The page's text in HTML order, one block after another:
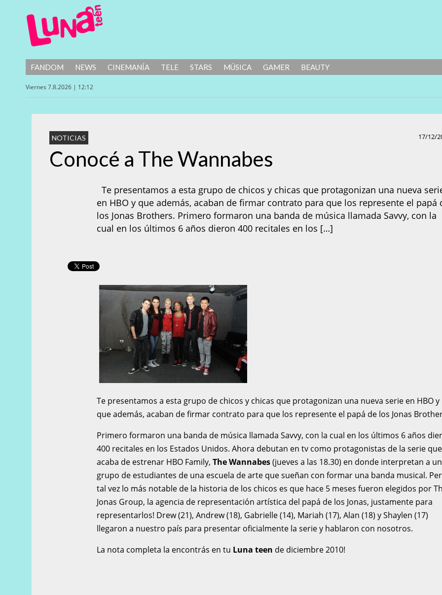
FANDOM NEWS CINEMANÍA TELE STARS MÚSICA GAMER BEAUTY
Viernes 7.8.2026 | 12:12
17/12/
NOTICIAS
Conocé a The Wannabes
Te presentamos a esta grupo de chicos y chicas que protagonizan una nueva
en HBO y que además, acaban de firmar contrato para que los represente el papá
los Jonas Brothers. Primero formaron una banda de música llamada Savvy, con la
cual en los últimos 6 años dieron 400 recitales en los […]
Te presentamos a esta grupo de chicos y chicas que protagonizan una nueva serie en HBO y
que además, acaban de firmar contrato para que los represente el papá de los Jonas
Primero formaron una banda de música llamada Savvy, con la cual en los últimos 6 años
400 recitales en los Estados Unidos. Ahora debutan en tv como protagonistas de la serie que
acaba de estrenar HBO Family, The Wannabes(jueves a las 18.30) en donde interpretan a un
grupo de estudiantes de una escuela de arte que sueñan con formar una banda musical.
tal vez lo más notable de la historia de los chicos es que hace 5 meses fueron elegidos por
Jonas Group, la agencia de representación artística del papá de los Jonas, justamente para
representarlos! Drew (21), Andrew (18), Gabrielle (14), Mariah (17), Alan (18) y Shaylen (17)
llegaron a nuestro país para presentar oficialmente la serie y hablaron con nosotros.
La nota completa la encontrás en tu Luna teen de diciembre 2010!